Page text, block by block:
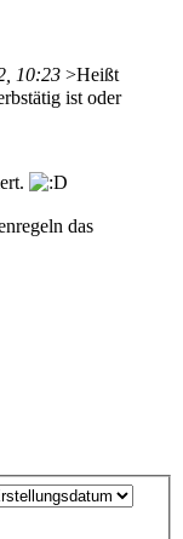
10:23 >Heißt
ist oder
das